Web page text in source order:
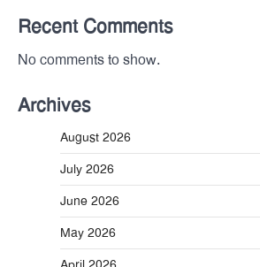
Recent Comments
No comments to show.
Archives
August 2026
July 2026
June 2026
May 2026